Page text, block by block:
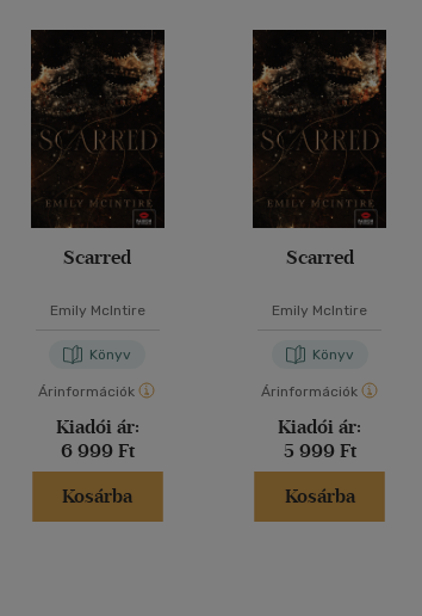
Scarred
Emily McIntire
Könyv
Árinformációk
Kiadói ár:
6 999 Ft
Kosárba
Scarred
Emily McIntire
Könyv
Árinformációk
Kiadói ár:
5 999 Ft
Kosárba